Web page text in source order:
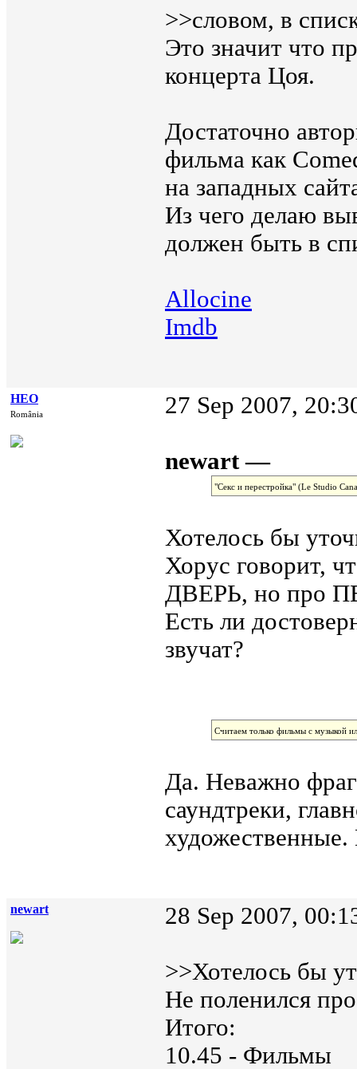
>>словом, в
Это значит что
концерта Цоя.
Достаточно
фильма как
на западных
Из чего делаю
должен быть в
Allocine
Imdb
НЕО
România 27 Sep 2007,
newart —
"Секс и перестройка" (Le Studio
Хотелось бы
Хорус
ДВЕРЬ, но про
Есть ли
звучат?
Считаем только фильмы с музыкой
Да. Неважно
саундтреки,
художественные.
newart 28 Sep 2007,
>>Хотелось бы
Не поленился
Итого:
10.45 - Фильмы